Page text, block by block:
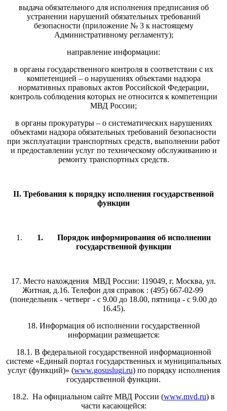
выдача обязательного для исполнения предписания об
устранении нарушений обязательных требований
безопасности (приложение № 3 к настоящему
Административному регламенту);
направление информации:
в органы государственного контроля в соответствии с их
компетенцией – о нарушениях объектами надзора
нормативных правовых актов Российской Федерации,
контроль соблюдения которых не относится к компетенции
МВД России;
в органы прокуратуры – о систематических нарушениях
объектами надзора обязательных требований безопасности
при эксплуатации транспортных средств, выполнении работ
и предоставлении услуг по техническому обслуживанию и
ремонту транспортных средств.
II. Требования к порядку исполнения государственной
функции
1. Порядок информирования об исполнении
государственной функции
17. Место нахождения МВД России: 119049, г. Москва, ул.
Житная, д.16. Телефон для справок : (495) 667-02-99
(понедельник - четверг - с 9.00 до 18.00, пятница - с 9.00 до
16.45).
18. Информация об исполнении государственной
информации размещается:
18.1. В федеральной государственной информационной
системе «Единый портал государственных и муниципальных
услуг (функций)» (www.gosuslugi.ru) по порядку исполнения
государственной функции.
18.2. На официальном сайте МВД России (www.mvd.ru) в
части касающейся: